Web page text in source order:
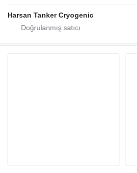
Harsan Tanker Cryogenic